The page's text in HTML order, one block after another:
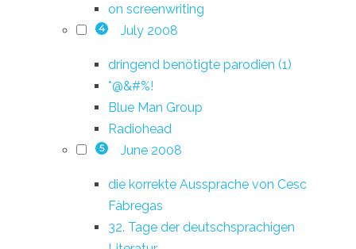
on screenwriting
4 July 2008
dringend benötigte parodien (1)
*@&#%!
Blue Man Group
Radiohead
5 June 2008
die korrekte Aussprache von Cesc
Fàbregas
32. Tage der deutschsprachigen